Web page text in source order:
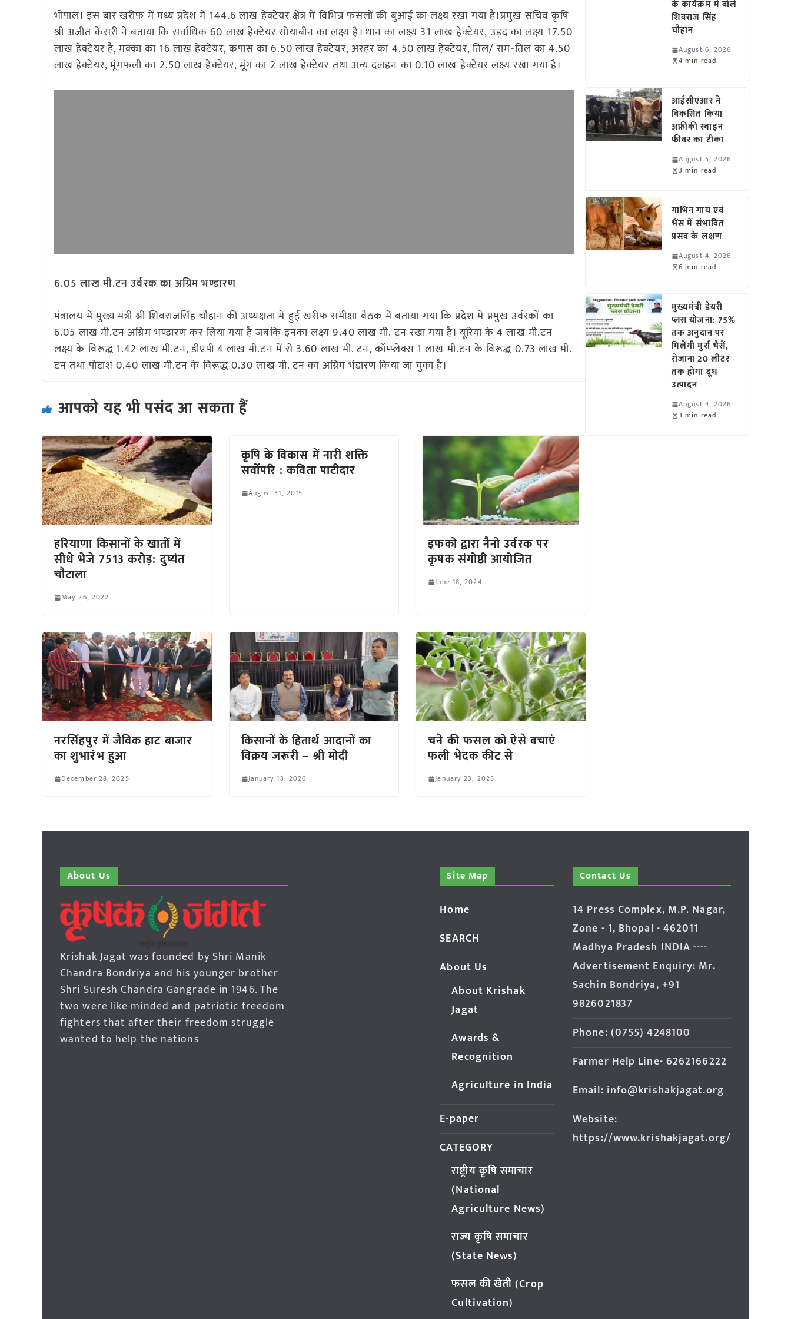
भोपाल। इस बार खरीफ में मध्य प्रदेश में 144.6 लाख हेक्टेयर क्षेत्र में विभिन्न फसलों की बुआई का लक्ष्य रखा गया है।प्रमुख सचिव कृषि
श्री अजीत केसरी ने बताया कि सर्वाधिक 60 लाख हेक्टेयर सोयाबीन का लक्ष्य है। धान का लक्ष्य 31 लाख हेक्टेयर, उड़द का लक्ष्य 17.50
लाख हेक्टेयर है, मक्का का 16 लाख हेक्टेयर, कपास का 6.50 लाख हेक्टेयर, अरहर का 4.50 लाख हेक्टेयर, तिल/ राम-तिल का 4.50
लाख हेक्टेयर, मूंगफली का 2.50 लाख हेक्टेयर, मूंग का 2 लाख हेक्टेयर तथा अन्य दलहन का 0.10 लाख हेक्टेयर लक्ष्य रखा गया है।
6.05 लाख मी.टन उर्वरक का अग्रिम भण्डारण
मंत्रालय में मुख्य मंत्री श्री शिवराजसिंह चौहान की अध्यक्षता में हुई खरीफ समीक्षा बैठक में बताया गया कि प्रदेश में प्रमुख उर्वरकों का
6.05 लाख मी.टन अग्रिम भण्डारण कर लिया गया है जबकि इनका लक्ष्य 9.40 लाख मी. टन रखा गया है। यूरिया के 4 लाख मी.टन
लक्ष्य के विरूद्ध 1.42 लाख मी.टन, डीएपी 4 लाख मी.टन में से 3.60 लाख मी. टन, कॉम्प्लेक्स 1 लाख मी.टन के विरूद्ध 0.73 लाख मी.
टन तथा पोटाश 0.40 लाख मी.टन के विरूद्ध 0.30 लाख मी. टन का अग्रिम भंडारण किया जा चुका है।
आपको यह भी पसंद आ सकता हैं
हरियाणा किसानों के खातों में
सीधे भेजे 7513 करोड़: दुष्यंत
चौटाला
May 26, 2022
कृषि के विकास में नारी शक्ति
सर्वोपरि : कविता पाटीदार
August 31, 2015
इफको द्वारा नैनो उर्वरक पर
कृषक संगोष्ठी आयोजित
June 18, 2024
नरसिंहपुर में जैविक हाट बाजार
का शुभारंभ हुआ
December 28, 2025
किसानों के हितार्थ आदानों का
विक्रय जरूरी – श्री मोदी
January 13, 2026
चने की फसल को ऐसे बचाएं
फली भेदक कीट से
January 23, 2025
के कार्यक्रम में बोले
शिवराज सिंह
चौहान
August 6, 2026
4 min read
आईसीएआर ने
विकसित किया
अफ्रीकी स्वाइन
फीवर का टीका
August 5, 2026
3 min read
गाभिन गाय एवं
भैंस में संभावित
प्रसव के लक्षण
August 4, 2026
6 min read
मुख्यमंत्री डेयरी
प्लस योजना: 75%
तक अनुदान पर
मिलेंगी मुर्रा भैंसें,
रोजाना 20 लीटर
तक होगा दूध
उत्पादन
August 4, 2026
3 min read
About Us
Krishak Jagat was founded by Shri Manik
Chandra Bondriya and his younger brother
Shri Suresh Chandra Gangrade in 1946. The
two were like minded and patriotic freedom
fighters that after their freedom struggle
wanted to help the nations
Site Map
Home
SEARCH
About Us
About Krishak
Jagat
Awards &
Recognition
Agriculture in India
E-paper
CATEGORY
राष्ट्रीय कृषि समाचार
(National
Agriculture News)
राज्य कृषि समाचार
(State News)
फसल की खेती (Crop
Cultivation)
Contact Us
14 Press Complex, M.P. Nagar,
Zone - 1, Bhopal - 462011
Madhya Pradesh INDIA ----
Advertisement Enquiry: Mr.
Sachin Bondriya, +91
9826021837
Phone: (0755) 4248100
Farmer Help Line- 6262166222
Email: info@krishakjagat.org
Website:
https://www.krishakjagat.org/